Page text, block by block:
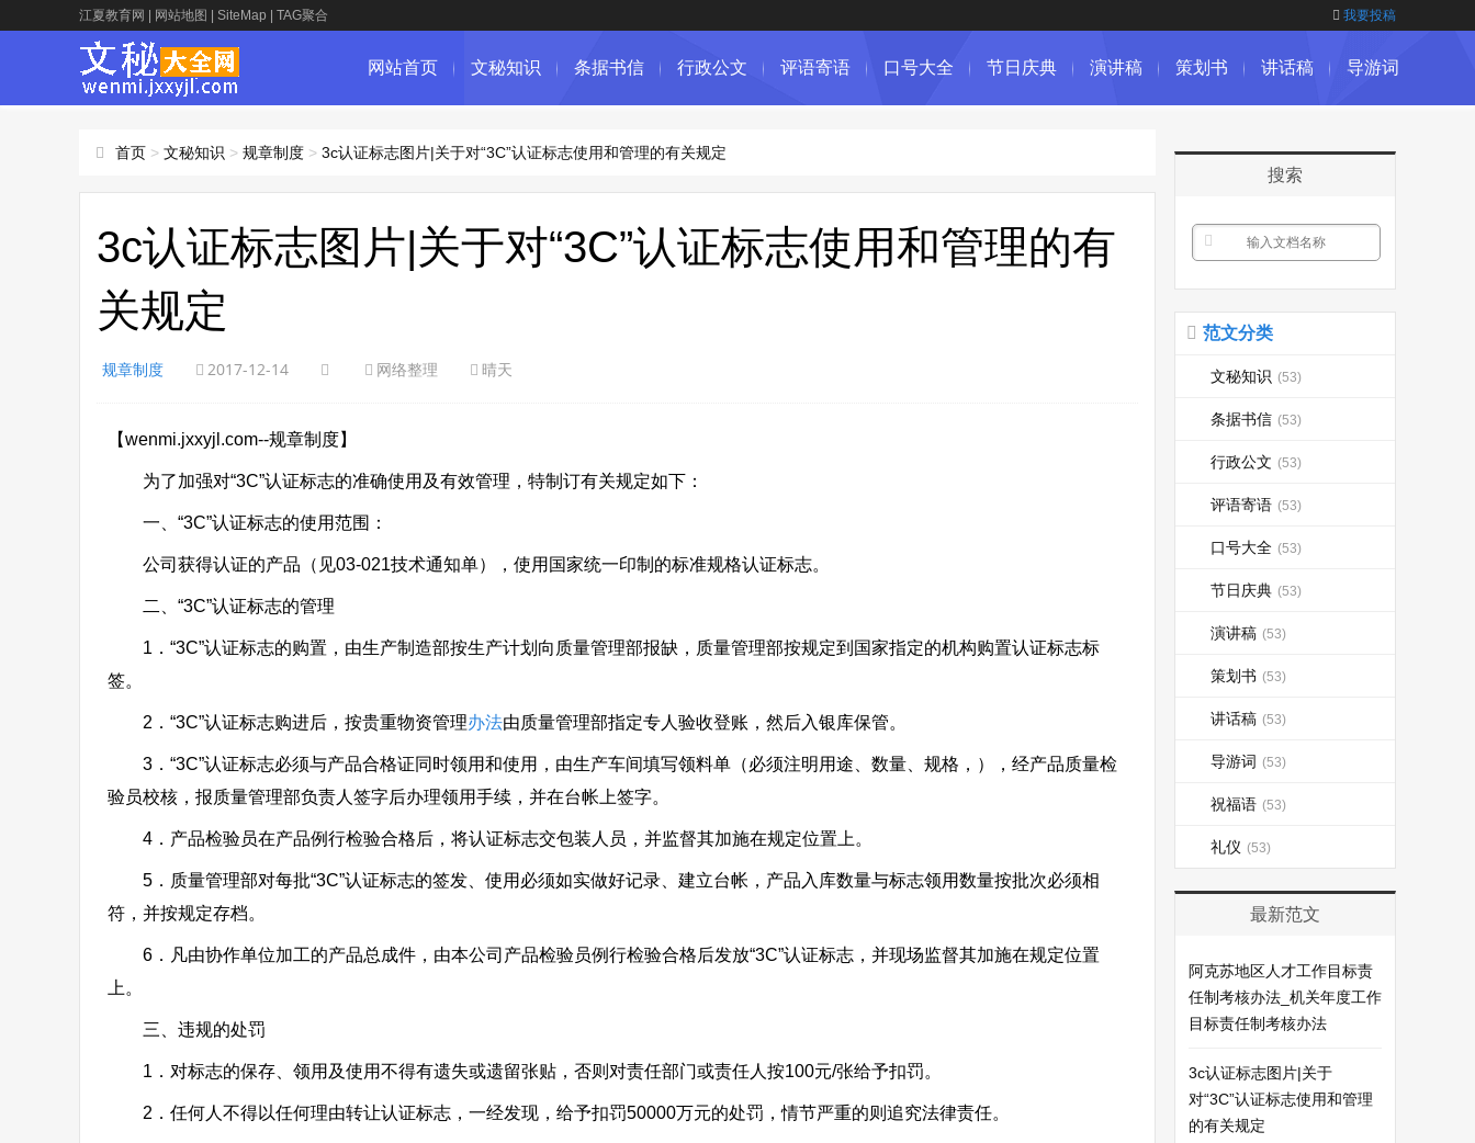
江夏教育网 网站地图 SiteMap TAG聚合 我要投稿
网站首页 文秘知识 条据书信 行政公文 评语寄语 口号大全 节日庆典 演讲稿 策划书 讲话稿 导游词
首页 > 文秘知识 > 规章制度 > 3c认证标志图片|关于对“3C”认证标志使用和管理的有关规定
3c认证标志图片|关于对“3C”认证标志使用和管理的有
关规定
规章制度 2017-12-14 网络整理 晴天
【wenmi.jxxyjl.com--规章制度】
为了加强对“3C”认证标志的准确使用及有效管理，特制订有关规定如下：
一、“3C”认证标志的使用范围：
公司获得认证的产品（见03-021技术通知单），使用国家统一印制的标准规格认证标志。
二、“3C”认证标志的管理
1．“3C”认证标志的购置，由生产制造部按生产计划向质量管理部报缺，质量管理部按规定到国家指定的机构购置认证标志标
签。
2．“3C”认证标志购进后，按贵重物资管理办法由质量管理部指定专人验收登账，然后入银库保管。
3．“3C”认证标志必须与产品合格证同时领用和使用，由生产车间填写领料单（必须注明用途、数量、规格，），经产品质量检
验员校核，报质量管理部负责人签字后办理领用手续，并在台帐上签字。
4．产品检验员在产品例行检验合格后，将认证标志交包装人员，并监督其加施在规定位置上。
5．质量管理部对每批“3C”认证标志的签发、使用必须如实做好记录、建立台帐，产品入库数量与标志领用数量按批次必须相
符，并按规定存档。
6．凡由协作单位加工的产品总成件，由本公司产品检验员例行检验合格后发放“3C”认证标志，并现场监督其加施在规定位置
上。
三、违规的处罚
1．对标志的保存、领用及使用不得有遗失或遗留张贴，否则对责任部门或责任人按100元/张给予扣罚。
2．任何人不得以任何理由转让认证标志，一经发现，给予扣罚50000万元的处罚，情节严重的则追究法律责任。
搜索
范文分类
文秘知识 (53)
条据书信 (53)
行政公文 (53)
评语寄语 (53)
口号大全 (53)
节日庆典 (53)
演讲稿 (53)
策划书 (53)
讲话稿 (53)
导游词 (53)
祝福语 (53)
礼仪 (53)
最新范文
阿克苏地区人才工作目标责
任制考核办法_机关年度工作
目标责任制考核办法
3c认证标志图片|关于
对“3C”认证标志使用和管理
的有关规定